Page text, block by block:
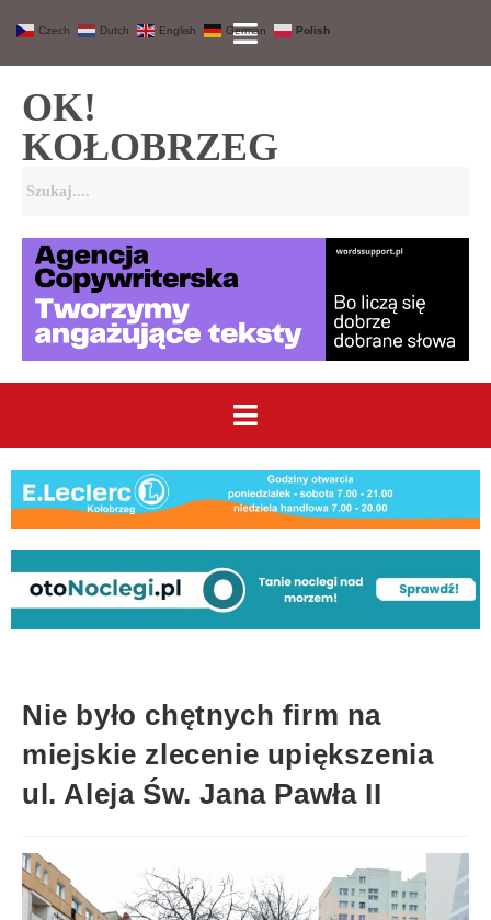
OK!
KOŁOBRZEG
Nie było chętnych firm na
miejskie zlecenie upiększenia
ul. Aleja Św. Jana Pawła II
Czech Dutch English German Polish